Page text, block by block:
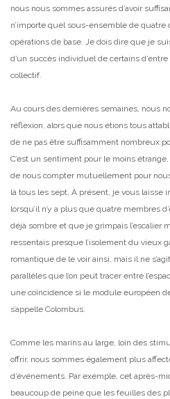
nous nous sommes assurés d’avoir
n’importe quel sous-ensemble de
opérations de base. Je dois dire que je
d’un succès individuel de certains
collectif.
Au cours des dernières semaines, nous
réflexion, alors que nous étions tous
de ne pas être suffisamment nombreux
C’est un sentiment pour le moins
de nous compter mutuellement pour
là tous les sept. À présent, je vous laisse
lorsqu’il n’y a plus que quatre membres
déjà sombre et que je grimpais l’escalier
ressentais presque l’isolement du vieux
romantique de le voir ainsi, mais il ne
parallèles que l’on peut tracer entre
une coïncidence si le module européen
s’appelle Colombus.
Comme les marins au large, loin des
offrir, nous sommes également plus
d’événements. Par exemple, cet après-
beaucoup de peine que les feuilles des